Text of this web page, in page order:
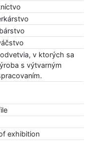
v ktorých sa
s výtvarným
exhibition